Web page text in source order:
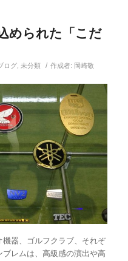
められた「こだ
ログ, 未分類 / 作成者: 岡崎敬
器、ゴルフクラブ、それぞ
レムは、高級感の演出や高